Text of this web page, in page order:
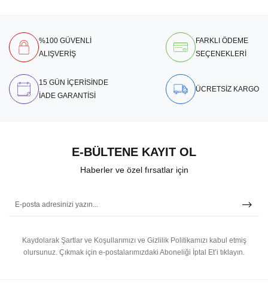
%100 GÜVENLİ
ALIŞVERİŞ
FARKLI ÖDEME
SEÇENEKLERİ
15 GÜN İÇERİSİNDE
İADE GARANTİSİ
ÜCRETSİZ KARGO
E-BÜLTENE KAYIT OL
Haberler ve özel fırsatlar için
Kaydolarak Şartlar ve Koşullarımızı ve Gizlilik Politikamızı kabul etmiş
olursunuz. Çıkmak için e-postalarımızdaki Aboneliği İptal Et’i tıklayın.